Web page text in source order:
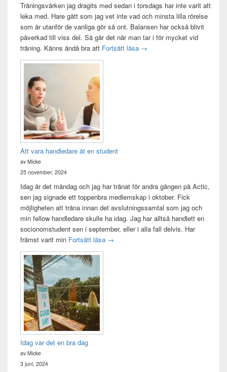
Träningsvärken jag dragits med sedan i torsdags har inte varit att
leka med. Hare gått som jag vet inte vad och minsta lilla rörelse
som är utanför de vanliga gör så ont. Balansen har också blivit
påverkad till viss del. Så går det när man tar i för mycket vid
träning. Känns ändå bra att Fortsätt läsa Träningsvärken från helvetet
→
Att vara handledare åt en student
av Micke
25 november, 2024
Idag är det måndag och jag har tränat för andra gången på Actic,
sen jag signade ett toppenbra medlemskap i oktober. Fick
möjligheten att träna innan det avslutningssamtal som jag och
min fellow handledare skulle ha idag. Jag har alltså handlett en
socionomstudent sen i september, eller i alla fall delvis. Har
främst varit min Fortsätt läsa Att vara handledare åt en student
→
Idag var det en bra dag
av Micke
3 juni, 2024